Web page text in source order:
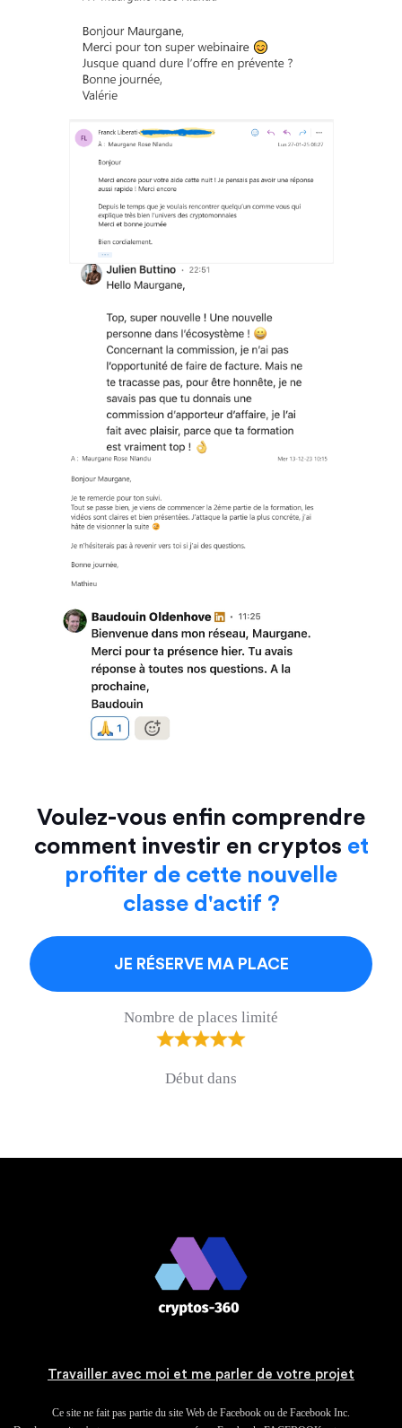
Voulez-vous enfin comprendre
comment investir en cryptos et
profiter de cette nouvelle
classe d'actif ?
JE RÉSERVE MA PLACE
Nombre de places limité
Début dans
Travailler avec moi et me parler de votre projet
Ce site ne fait pas partie du site Web de Facebook ou de Facebook Inc.